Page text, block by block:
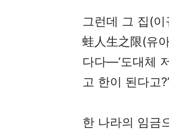
그런데 그 집(
蛙人生之限(유
다다—‘도대체
고 한이 된다고
한 나라의 임금